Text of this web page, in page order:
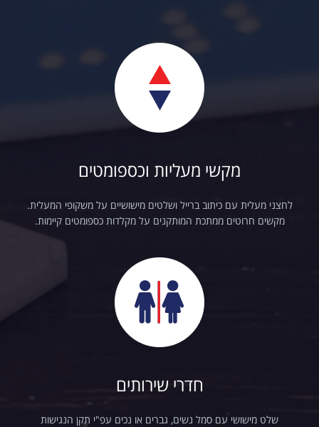
מקשי מעליות וכספומטים
לחצני מעלית עם כיתוב ברייל ושלטים מישושיים על משקופי המעלית.
מקשים חרוטים ממתכת המותקנים על מקלדות כספומטים קיימות.
חדרי שירותים
שלט מישושי עם סמל נשים, גברים או נכים עפ"י תקן הנגישות